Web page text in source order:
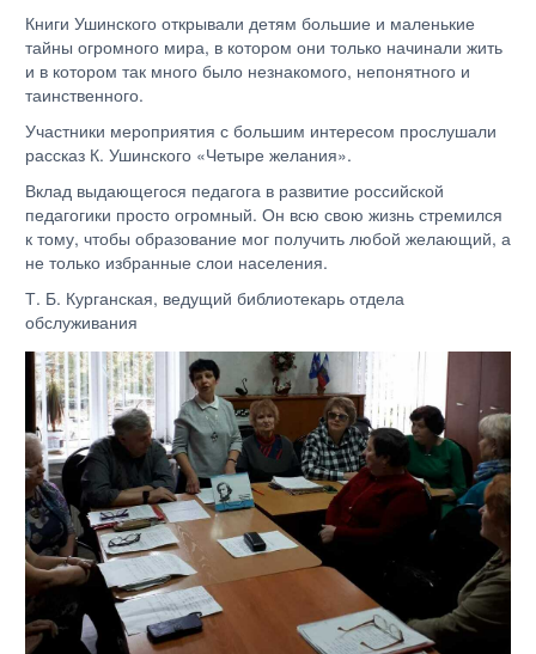
Книги Ушинского открывали детям большие и маленькие
тайны огромного мира, в котором они только начинали жить
и в котором так много было незнакомого, непонятного и
таинственного.
Участники мероприятия с большим интересом прослушали
рассказ К. Ушинского «Четыре желания».
Вклад выдающегося педагога в развитие российской
педагогики просто огромный. Он всю свою жизнь стремился
к тому, чтобы образование мог получить любой желающий, а
не только избранные слои населения.
Т. Б. Курганская, ведущий библиотекарь отдела
обслуживания